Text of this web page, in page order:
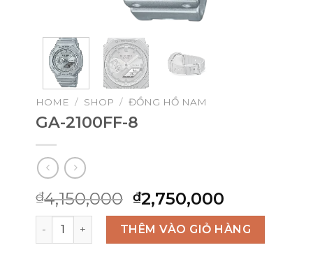
HOME / SHOP / ĐỒNG HỒ NAM
GA-2100FF-8
₫4,150,000 Original
price
was:
₫4,150,000.
₫2,750,000
price
is:
GA-2100FF-8 quantityTHÊM VÀO GIỎ HÀNG